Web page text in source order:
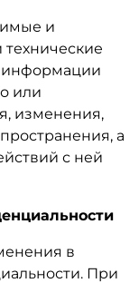
и
информации
или
изменения,
а
с ней
в
При